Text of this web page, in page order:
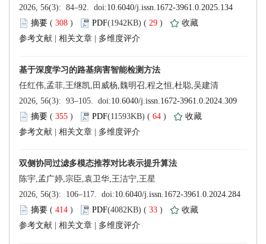
308 ) 29 )
|
|
355 ) 64 )
|
|
414 ) 33 )
|
|